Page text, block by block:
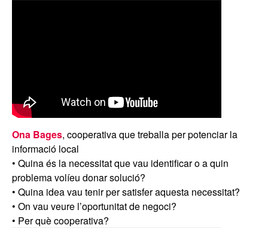
Ona Bages, cooperativa que treballa per potenciar la
informació local
• Quina és la necessitat que vau identificar o a quin
problema volíeu donar solució?
• Quina idea vau tenir per satisfer aquesta necessitat?
• On vau veure l’oportunitat de negoci?
• Per què cooperativa?